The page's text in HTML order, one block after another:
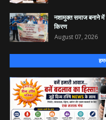
नशामुक्त समाज बनाने में
किरण
August 07, 2026